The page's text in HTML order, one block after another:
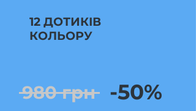
12 ДОТИКІВ
КОЛЬОРУ
980 грн -50%